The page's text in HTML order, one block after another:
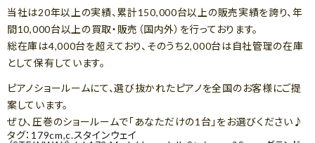
当社は20年以上の実績、累計150,000台以上の販売実績を誇り、年
間10,000台以上の買取・販売（国内外）を行っております。
総在庫は4,000台を超えており、そのうち2,000台は自社管理の在庫
として保有しています。
ピアノショールームにて、選び抜かれたピアノを全国のお客様にご提
案しています。
ぜひ、圧巻のショールームで「あなただけの1台」をお選びください♪
タグ： 179cm,c.スタインウェイ